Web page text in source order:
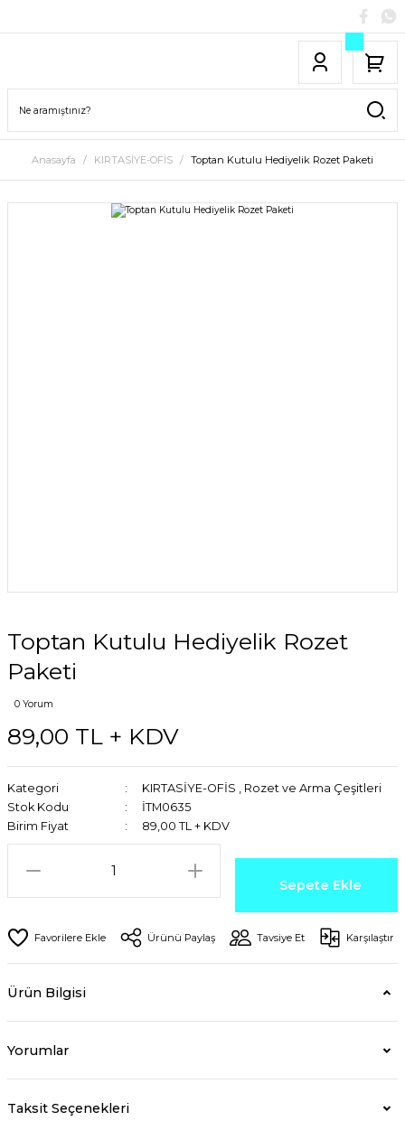
Anasayfa KIRTASİYE-OFİS Toptan Kutulu Hediyelik Rozet Paketi
Toptan Kutulu Hediyelik Rozet
Paketi
0 Yorum
89,00 TL + KDV
Kategori KIRTASİYE-OFİS , Rozet ve Arma Çeşitleri
Stok Kodu
İTM0635
Birim Fiyat
89,00 TL + KDV
Sepete Ekle
Ürünü Paylaş Tavsiye Et Karşılaştır
Ürün Bilgisi
Yorumlar
Taksit Seçenekleri